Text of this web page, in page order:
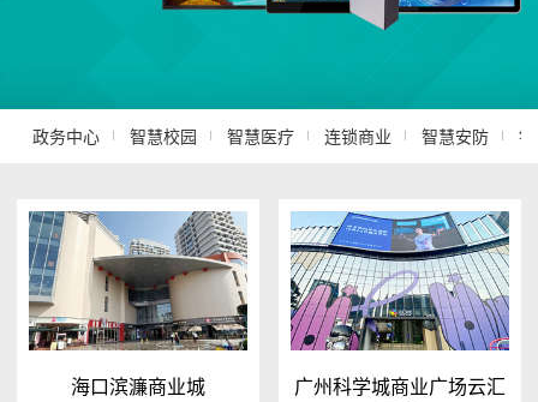
政务中心 智慧校园 智慧医疗 连锁商业 智慧安防
海口滨濂商业城
广州科学城商业广场云汇